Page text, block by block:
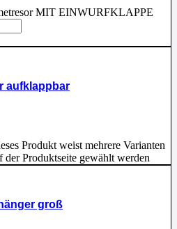
MIT EINWURFKLAPPE
aufklappbar
Produkt weist mehrere Varianten
Produktseite gewählt werden
groß